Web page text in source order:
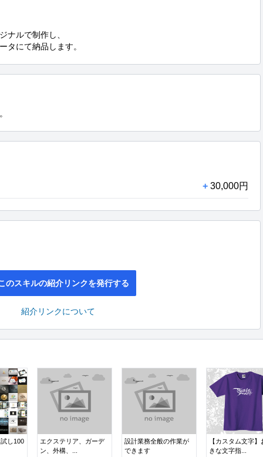
ナルで制作し、
タにて納品します。
+ 30,000円
のスキルの紹介リンクを発行する
紹介リンクについて
し100
エクステリア、ガーデ
ン、外構、...
設計業務全般の作業が
できます
【カスタム文字】
きな文字指...